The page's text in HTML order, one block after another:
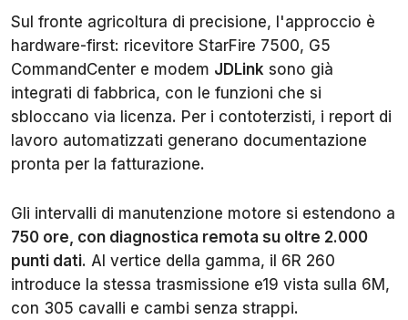
Sul fronte agricoltura di precisione, l'approccio è
hardware-first: ricevitore StarFire 7500, G5
CommandCenter e modem JDLink sono già
integrati di fabbrica, con le funzioni che si
sbloccano via licenza. Per i contoterzisti, i report di
lavoro automatizzati generano documentazione
pronta per la fatturazione.
Gli intervalli di manutenzione motore si estendono a
750 ore, con diagnostica remota su oltre 2.000
punti dati. Al vertice della gamma, il 6R 260
introduce la stessa trasmissione e19 vista sulla 6M,
con 305 cavalli e cambi senza strappi.